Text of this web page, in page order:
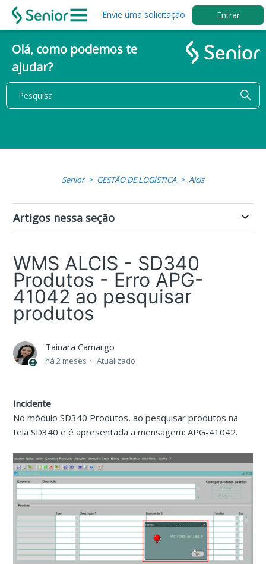
Envie uma solicitação Entrar
Olá, como podemos te
ajudar?
Senior GESTÃO DE LOGÍSTICA Alcis
Artigos nessa seção
WMS ALCIS - SD340
Produtos - Erro APG-
41042 ao pesquisar
produtos
Tainara Camargo
há 2 meses Atualizado
Incidente
No módulo SD340 Produtos, ao pesquisar produtos na
tela SD340 e é apresentada a mensagem: APG-41042.